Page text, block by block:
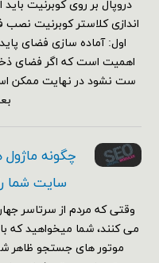
دروپال بر روی کوبرنیت
اول: آماده سازی فضای
اهمیت است که اگر فضای
ست نشود در نهایت ممکن
چگونه
سایت شما
وقتی که مردم از سرتاسر
می کنند، شما میخواهید که